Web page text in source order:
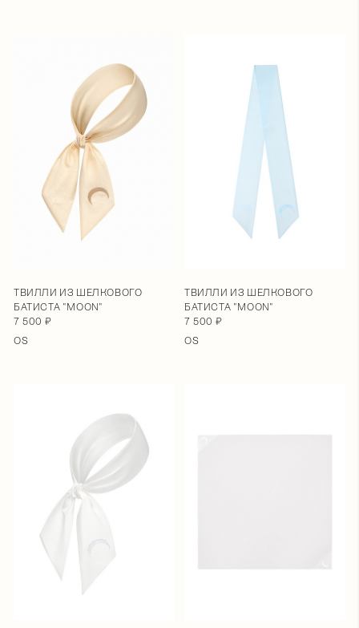
ТВИЛЛИ ИЗ ШЕЛКОВОГО
БАТИСТА "MOON"
7 500 ₽
OS
ТВИЛЛИ ИЗ ШЕЛКОВОГО
БАТИСТА "MOON"
7 500 ₽
OS